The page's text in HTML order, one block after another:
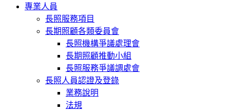
專業人員
長照服務項目
長期照顧各類委員會
長照機構爭議處理會
長期照顧推動小組
長照服務爭議調處會
長照人員認證及登錄
業務說明
法規